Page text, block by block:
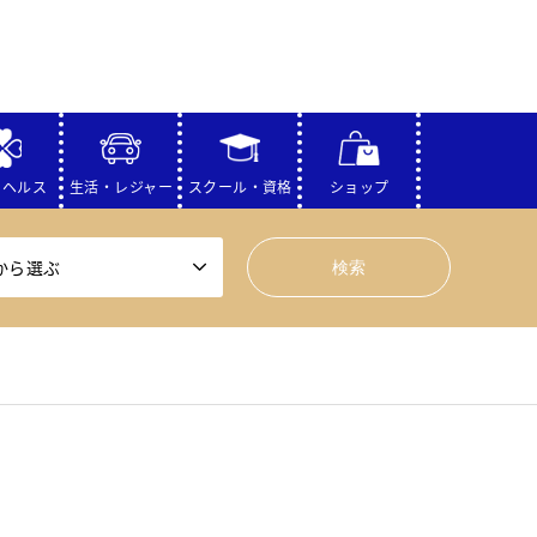
ルス 生活・レジャー スクール・資格 ショップ
ら選ぶ